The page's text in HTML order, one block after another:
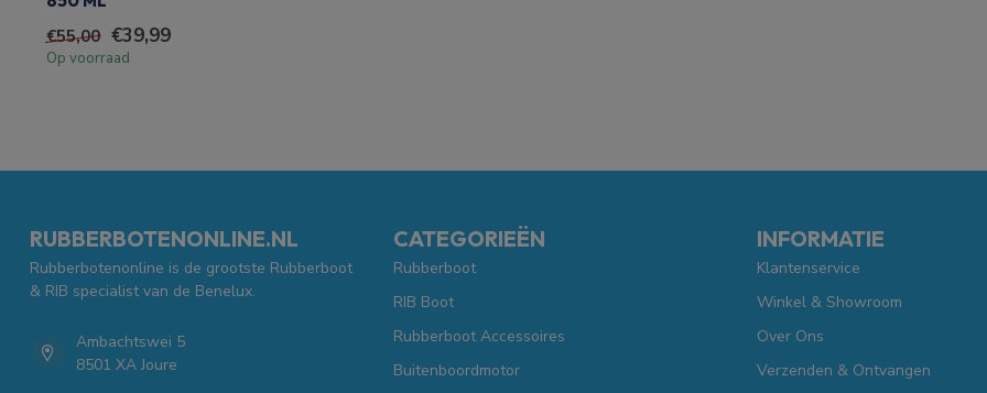
€55,00 €39,99
Op voorraad
RUBBERBOTENONLINE.NL
Rubberbotenonline is de grootste Rubberboot
& RIB specialist van de Benelux.
Ambachtswei 5
8501 XA Joure
CATEGORIEËN
Rubberboot
RIB Boot
Rubberboot Accessoires
Buitenboordmotor
INFORMATIE
Klantenservice
Winkel & Showroom
Over Ons
Verzenden & Ontvangen